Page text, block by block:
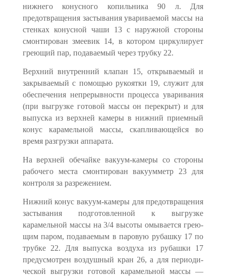
нижнего конусного копильника 90 л. Для
предотвращения застывания ува­риваемой массы на
стенках конусной чаши 13 с наружной стороны
смонти­рован змеевик 14, в котором циркулирует
греющий пар, подаваемый через трубку 22.
Верхний внутренний клапан 15, открываемый и
закрываемый с помощью рукоятки 19, служит для
обеспечения непрерывности процесса уваривания
(при выгрузке готовой массы он перекрыт) и для
выпуска из верхней камеры в нижний приемный
конус карамельной массы, скапливающейся во
время разгрузки аппарата.
На верхней обечайке вакуум-камеры со стороны
рабочего места смон­тирован вакуумметр 23 для
контроля за разрежением.
Нижний конус вакуум-камеры для предотвращения
застывания подго­товленной к выгрузке
карамельной массы на 3/4 высоты омывается грею­
щим паром, подаваемым в паровую рубашку 17 по
трубке 22. Для выпуска воздуха из рубашки 17
предусмотрен воздушный кран 26, а для периоди­
ческой выгрузки готовой карамельной массы —